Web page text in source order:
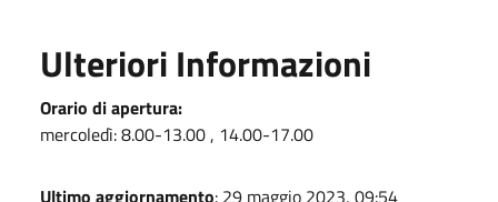
Ulteriori Informazioni
Orario di apertura:
mercoledì: 8.00-13.00 , 14.00-17.00
Ultimo aggiornamento: 29 maggio 2023, 09:54